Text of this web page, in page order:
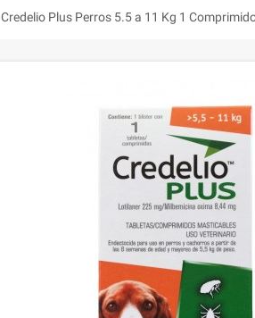
Credelio Plus Perros 5.5 a 11 Kg 1